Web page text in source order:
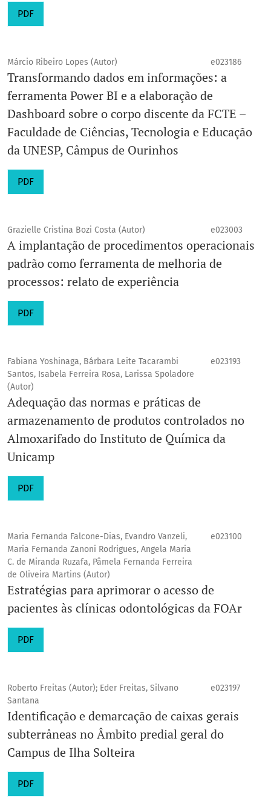
PDF
Márcio Ribeiro Lopes (Autor) e023186
Transformando dados em informações: a
ferramenta Power BI e a elaboração de
Dashboard sobre o corpo discente da FCTE –
Faculdade de Ciências, Tecnologia e Educação
da UNESP, Câmpus de Ourinhos
PDF
Grazielle Cristina Bozi Costa (Autor) e023003
A implantação de procedimentos operacionais
padrão como ferramenta de melhoria de
processos: relato de experiência
PDF
Fabiana Yoshinaga, Bárbara Leite Tacarambi
Santos, Isabela Ferreira Rosa, Larissa Spoladore
(Autor)
e023193
Adequação das normas e práticas de
armazenamento de produtos controlados no
Almoxarifado do Instituto de Química da
Unicamp
PDF
Maria Fernanda Falcone-Dias, Evandro Vanzeli,
Maria Fernanda Zanoni Rodrigues, Angela Maria
C. de Miranda Ruzafa, Pâmela Fernanda Ferreira
de Oliveira Martins (Autor)
e023100
Estratégias para aprimorar o acesso de
pacientes às clínicas odontológicas da FOAr
PDF
Roberto Freitas (Autor); Eder Freitas, Silvano
Santana
e023197
Identificação e demarcação de caixas gerais
subterrâneas no Âmbito predial geral do
Campus de Ilha Solteira
PDF